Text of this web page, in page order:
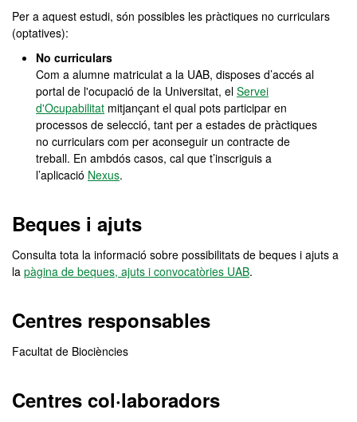
Per a aquest estudi, són possibles les pràctiques no curriculars
(optatives):
No curriculars
Com a alumne matriculat a la UAB, disposes d’accés al
portal de l'ocupació de la Universitat, el Servei
d'Ocupabilitat mitjançant el qual pots participar en
processos de selecció, tant per a estades de pràctiques
no curriculars com per aconseguir un contracte de
treball. En ambdós casos, cal que t’inscriguis a
l’aplicació Nexus.
Beques i ajuts
Consulta tota la informació sobre possibilitats de beques i ajuts a
la pàgina de beques, ajuts i convocatòries UAB.
Centres responsables
Facultat de Biociències
Centres col·laboradors